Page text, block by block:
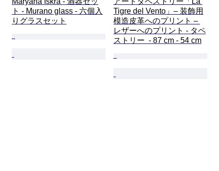
ト - Murano glass - 六個入
りグラスセット
Tigre del Vento」– 装飾用
模造皮革へのプリント –
レザーへのプリント - タペ
ストリー  - 87 cm - 54 cm